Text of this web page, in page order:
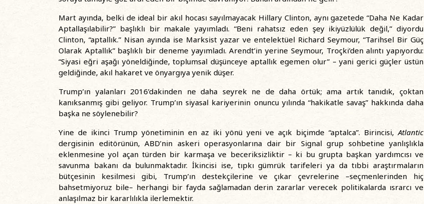
Mart ayında, belki de ideal bir akıl hocası sayılmayacak Hillary Clinton, aynı gazetede “Daha Ne Kadar
Aptallaşılabilir?” başlıklı bir makale yayımladı. “Beni rahatsız eden şey ikiyüzlülük değil,” diyordu
Clinton, “aptallık.” Nisan ayında ise Marksist yazar ve entelektüel Richard Seymour, “Tarihsel Bir Güç
Olarak Aptallık” başlıklı bir deneme yayımladı. Arendt’in yerine Seymour, Troçki’den alıntı yapıyordu:
“Siyasi eğri aşağı yöneldiğinde, toplumsal düşünceye aptallık egemen olur” – yani gerici güçler üstün
geldiğinde, akıl hakaret ve önyargıya yenik düşer.
Trump’ın yalanları 2016’dakinden ne daha seyrek ne de daha örtük; ama artık tanıdık, çoktan
kanıksanmış gibi geliyor. Trump’ın siyasal kariyerinin onuncu yılında “hakikatle savaş” hakkında daha
başka ne söylenebilir?
Yine de ikinci Trump yönetiminin en az iki yönü yeni ve açık biçimde “aptalca”. Birincisi,Atlantic
dergisinin editörünün, ABD’nin askeri operasyonlarına dair bir Signal grup sohbetine yanlışlıkla
eklenmesine yol açan türden bir karmaşa ve beceriksizliktir – ki bu grupta başkan yardımcısı ve
savunma bakanı da bulunmaktadır. İkincisi ise, tıpkı gümrük tarifeleri ya da tıbbi araştırmaların
bütçesinin kesilmesi gibi, Trump’ın destekçilerine ve çıkar çevrelerine –seçmenlerinden hiç
bahsetmiyoruz bile– herhangi bir fayda sağlamadan derin zararlar verecek politikalarda ısrarcı ve
anlaşılmaz bir kararlılıkla ilerlemektir.